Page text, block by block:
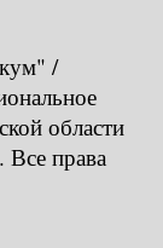
/
области
права